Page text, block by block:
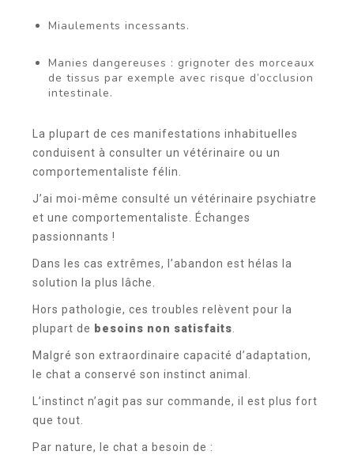
Miaulements incessants.
Manies dangereuses : grignoter des morceaux
de tissus par exemple avec risque d’occlusion
intestinale.
La plupart de ces manifestations inhabituelles
conduisent à consulter un vétérinaire ou un
comportementaliste félin.
J’ai moi-même consulté un vétérinaire psychiatre
et une comportementaliste. Échanges
passionnants !
Dans les cas extrêmes, l’abandon est hélas la
solution la plus lâche.
Hors pathologie, ces troubles relèvent pour la
plupart de besoins non satisfaits.
Malgré son extraordinaire capacité d’adaptation,
le chat a conservé son instinct animal.
L’instinct n’agit pas sur commande, il est plus fort
que tout.
Par nature, le chat a besoin de :